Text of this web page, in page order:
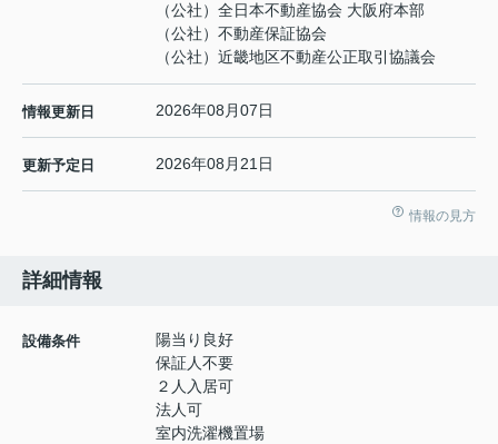
（公社）全日本不動産協会 大阪府本部
（公社）不動産保証協会
（公社）近畿地区不動産公正取引協議会
情報更新日 2026年08月07日
更新予定日 2026年08月21日
情報の見方
詳細情報
設備条件
陽当り良好
保証人不要
２人入居可
法人可
室内洗濯機置場